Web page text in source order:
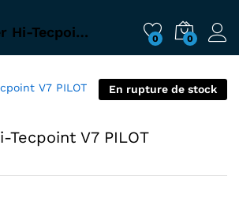
Stylo roller Hi-Tecpoint V7 PILOT 0 0
En rupture de stock
V7 PILOT